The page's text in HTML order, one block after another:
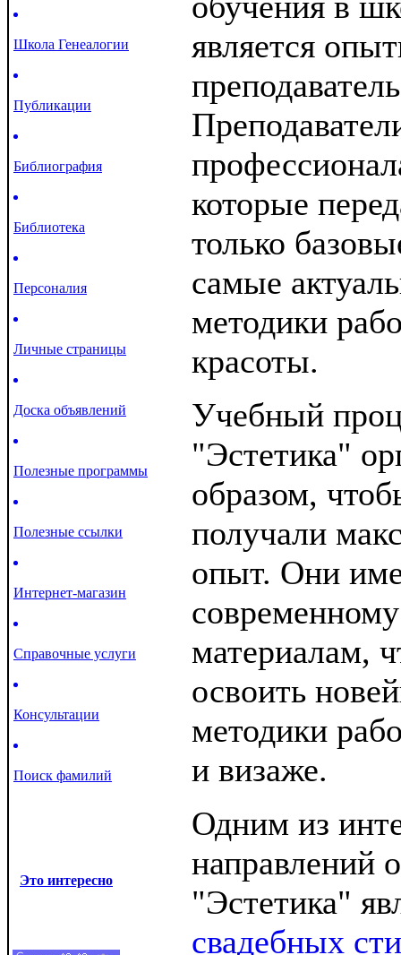
Школа Генеалогии
Публикации
Библиография
Библиотека
Персоналия
Личные страницы
Доска объявлений
Полезные программы
Полезные ссылки
Интернет-магазин
Справочные услуги
Консультации
Поиск фамилий
Это интересно
является
которые
только
самые
методики
красоты.
Учебный
"Эстетика"
образом,
получали
опыт. Они
материалам,
освоить
методики
и визаже.
Одним из
направлений
"Эстетика"
свадебных